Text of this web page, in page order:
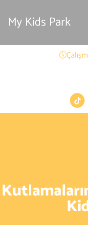
My Kids Park